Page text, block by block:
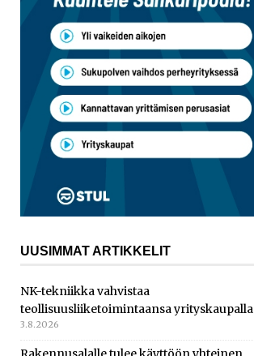
UUSIMMAT ARTIKKELIT
NK-tekniikka vahvistaa
teollisuusliiketoimintaansa yrityskaupalla
3.8.2026